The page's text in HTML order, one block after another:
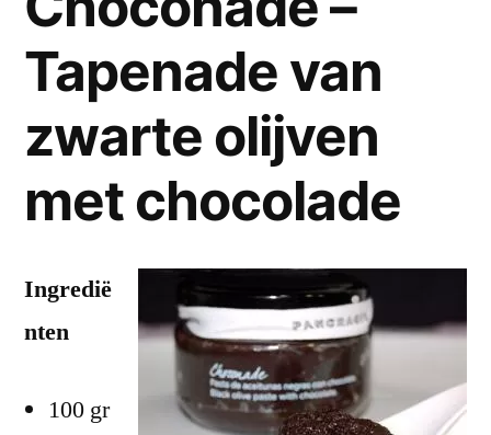
Tapenade van
zwarte olijven
met chocolade
Ingredië
nten
100 gr